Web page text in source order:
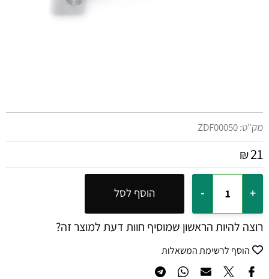
מק"ט:ZDF00050
₪21
הוסף לסל
רוצה להיות הראשון שמוסיף חוות דעת למוצר זה?
הוסף לרשימת המשאלות